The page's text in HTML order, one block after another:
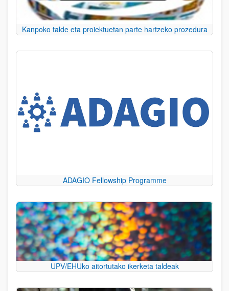
Kanpoko talde eta proiektuetan parte hartzeko prozedura
ADAGIO Fellowship Programme
UPV/EHUko aitortutako ikerketa taldeak